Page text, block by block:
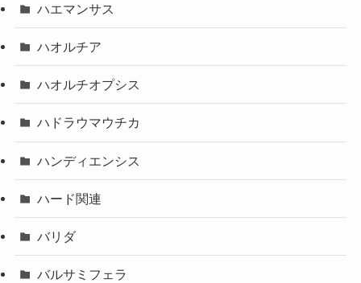
ハエマンサス
ハオルチア
ハオルチオプシス
ハドラウマウチカ
ハンディエンシス
ハード関連
バリダ
バルサミフェラ